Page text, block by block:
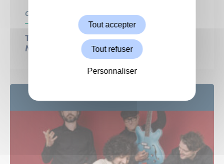
Centre Culturel Culture
THÉÂTRE : Le procès d’une vie Gisèle,
Marie-Claire, Michèle… et les autres
Tout accepter
Tout refuser
Personnaliser